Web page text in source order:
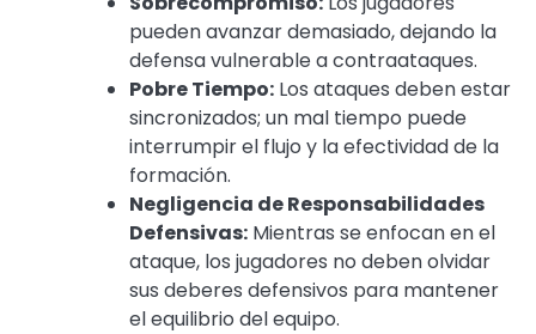
pueden avanzar demasiado, dejando la
defensa vulnerable a contraataques.
Pobre Tiempo: Los ataques deben estar
sincronizados; un mal tiempo puede
interrumpir el flujo y la efectividad de la
formación.
Negligencia de Responsabilidades
Defensivas: Mientras se enfocan en el
ataque, los jugadores no deben olvidar
sus deberes defensivos para mantener
el equilibrio del equipo.